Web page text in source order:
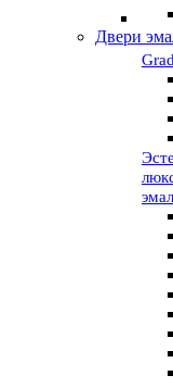
Двери